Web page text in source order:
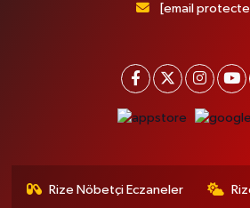
[email
Rize Nöbetçi Eczaneler